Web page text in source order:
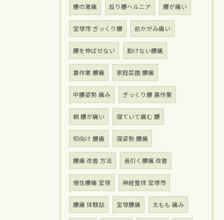
腰の激痛 反り腰ヘルニア 腰が痛い
宝塚市 ぎっくり腰 前かがみ痛い
腰を伸ばせない 動けない腰痛
農作業 腰痛 家庭菜園 腰痛
中腰姿勢 痛み ぎっくり腰 農作業
朝 腰が痛い 寝ていて痛む 腰
仰向け 腰痛 寝姿勢 腰痛
腰痛 改善 方法 長引く腰痛 改善
慢性腰痛 宝塚 神経整体 宝塚市
腰痛 体験談 宝塚腰痛 太もも 痛み